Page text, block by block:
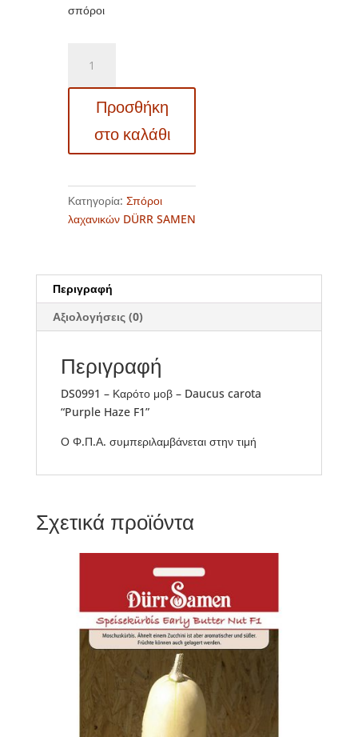
σπόροι
Καρότο
Daucus
Haze
F1"
Προσθήκη
στο καλάθι
Κατηγορία: Σπόροι
λαχανικών DÜRR SAMEN
Περιγραφή
Αξιολογήσεις (0)
Περιγραφή
DS0991 – Καρότο μοβ – Daucus carota
“Purple Haze F1”
Ο Φ.Π.Α. συμπεριλαμβάνεται στην τιμή
Σχετικά προϊόντα